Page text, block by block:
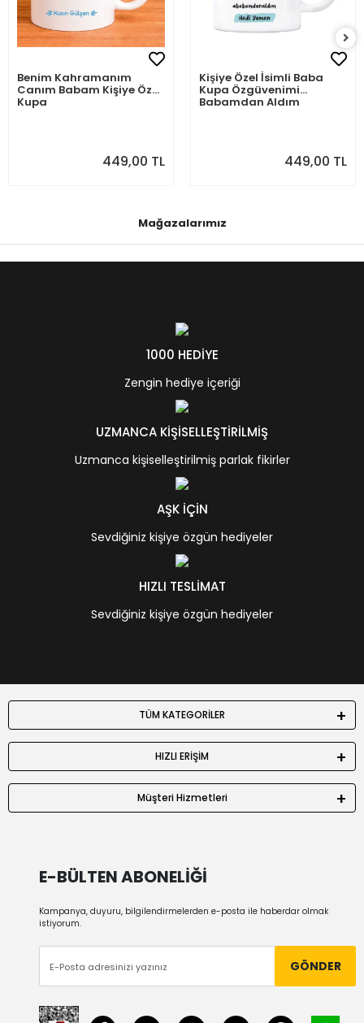
Benim Kahramanım
Canım Babam Kişiye Özel
Kupa
449,00 TL
Kişiye Özel İsimli Baba
Kupa Özgüvenimi
Babamdan Aldım
449,00 TL
Mağazalarımız
1000 HEDİYE
Zengin hediye içeriği
UZMANCA KİŞİSELLEŞTİRİLMİŞ
Uzmanca kişiselleştirilmiş parlak fikirler
AŞK İÇİN
Sevdiğiniz kişiye özgün hediyeler
HIZLI TESLİMAT
Sevdiğiniz kişiye özgün hediyeler
TÜM KATEGORİLER
HIZLI ERİŞİM
Müşteri Hizmetleri
E-BÜLTEN ABONELİĞİ
Kampanya, duyuru, bilgilendirmelerden e-posta ile haberdar olmak
istiyorum.
GÖNDER